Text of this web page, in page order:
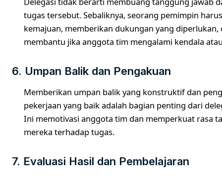
tugas tersebut. Sebaliknya, seorang pemimpin
kemajuan, memberikan dukungan yang diperlukan,
membantu jika anggota tim mengalami kendala
6. Umpan Balik dan Pengakuan
Memberikan umpan balik yang konstruktif dan
pekerjaan yang baik adalah bagian penting dari
Ini memotivasi anggota tim dan memperkuat rasa
mereka terhadap tugas.
7. Evaluasi Hasil dan Pembelajaran